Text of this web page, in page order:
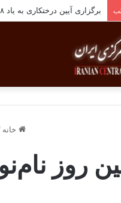
برگزاری آیین درختکاری به یاد ۲۵۸شهید شهرستان بافق
خانه
روز